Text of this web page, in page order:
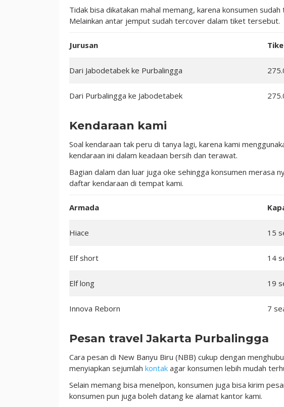
Tidak bisa dikatakan mahal memang, karena konsumen
Melainkan antar jemput sudah tercover dalam tiket tersebut.
Jurusan
Dari Jabodetabek ke Purbalingga
Dari Purbalingga ke Jabodetabek
Kendaraan kami
Soal kendaraan tak peru di tanya lagi, karena kami
kendaraan ini dalam keadaan bersih dan terawat.
Bagian dalam dan luar juga oke sehingga konsumen merasa
daftar kendaraan di tempat kami.
Armada
Hiace 15
Elf short 14
Elf long 19
Innova Reborn 7
Pesan travel Jakarta Purbalingga
Cara pesan di New Banyu Biru (NBB) cukup dengan
menyiapkan sejumlah kontak agar konsumen lebih mudah
Selain memang bisa menelpon, konsumen juga bisa kirim
konsumen pun juga boleh datang ke alamat kantor kami.